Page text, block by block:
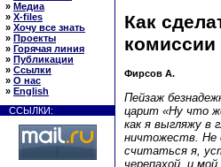
» Медиа
» X-files
» Хочу все знать
» Проекты
» Горячая линия
» Публикации
» Ссылки
» О нас
» English
ССЫЛКИ:
Как
Фирсов А.
Пейзаж
царит «Ну что
как я выгляжу в
ничтожеств. Не
считаться я,
черепахой, и